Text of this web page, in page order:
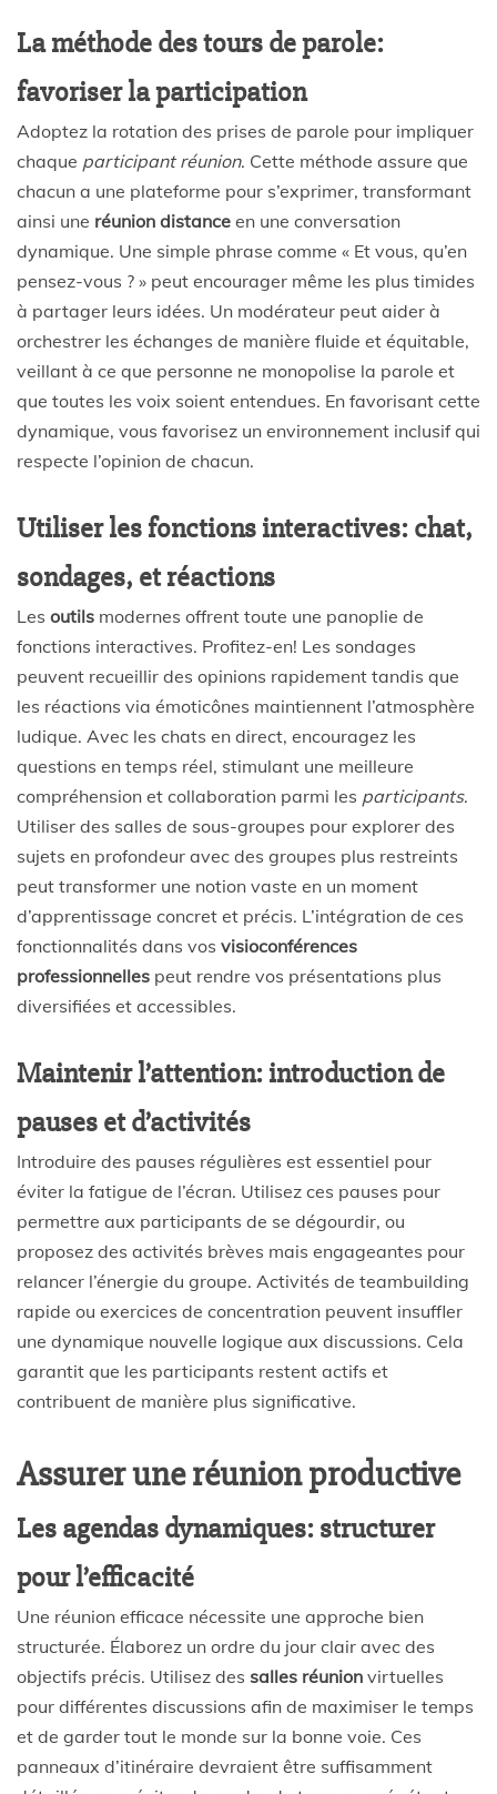
La méthode des tours de parole:
favoriser la participation
Adoptez la rotation des prises de parole pour impliquer
chaque participant réunion. Cette méthode assure que
chacun a une plateforme pour s’exprimer, transformant
ainsi une réunion distance en une conversation
dynamique. Une simple phrase comme « Et vous, qu’en
pensez-vous ? » peut encourager même les plus timides
à partager leurs idées. Un modérateur peut aider à
orchestrer les échanges de manière fluide et équitable,
veillant à ce que personne ne monopolise la parole et
que toutes les voix soient entendues. En favorisant cette
dynamique, vous favorisez un environnement inclusif qui
respecte l’opinion de chacun.
Utiliser les fonctions interactives: chat,
sondages, et réactions
Les outils modernes offrent toute une panoplie de
fonctions interactives. Profitez-en! Les sondages
peuvent recueillir des opinions rapidement tandis que
les réactions via émoticônes maintiennent l’atmosphère
ludique. Avec les chats en direct, encouragez les
questions en temps réel, stimulant une meilleure
compréhension et collaboration parmi les participants.
Utiliser des salles de sous-groupes pour explorer des
sujets en profondeur avec des groupes plus restreints
peut transformer une notion vaste en un moment
d’apprentissage concret et précis. L’intégration de ces
fonctionnalités dans vos visioconférences
professionnelles peut rendre vos présentations plus
diversifiées et accessibles.
Maintenir l’attention: introduction de
pauses et d’activités
Introduire des pauses régulières est essentiel pour
éviter la fatigue de l’écran. Utilisez ces pauses pour
permettre aux participants de se dégourdir, ou
proposez des activités brèves mais engageantes pour
relancer l’énergie du groupe. Activités de teambuilding
rapide ou exercices de concentration peuvent insuffler
une dynamique nouvelle logique aux discussions. Cela
garantit que les participants restent actifs et
contribuent de manière plus significative.
Assurer une réunion productive
Les agendas dynamiques: structurer
pour l’efficacité
Une réunion efficace nécessite une approche bien
structurée. Élaborez un ordre du jour clair avec des
objectifs précis. Utilisez des salles réunion virtuelles
pour différentes discussions afin de maximiser le temps
et de garder tout le monde sur la bonne voie. Ces
panneaux d’itinéraire devraient être suffisamment